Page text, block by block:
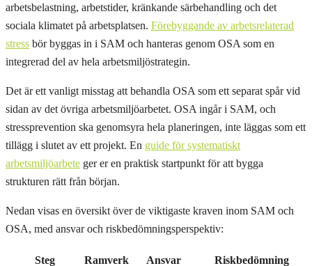
arbetsbelastning, arbetstider, kränkande särbehandling och det
sociala klimatet på arbetsplatsen. Förebyggande av arbetsrelaterad
stress bör byggas in i SAM och hanteras genom OSA som en
integrerad del av hela arbetsmiljöstrategin.
Det är ett vanligt misstag att behandla OSA som ett separat spår vid
sidan av det övriga arbetsmiljöarbetet. OSA ingår i SAM, och
stressprevention ska genomsyra hela planeringen, inte läggas som ett
tillägg i slutet av ett projekt. En guide för systematiskt
arbetsmiljöarbete ger er en praktisk startpunkt för att bygga
strukturen rätt från början.
Nedan visas en översikt över de viktigaste kraven inom SAM och
OSA, med ansvar och riskbedömningsperspektiv:
Steg Ramverk Ansvar Riskbedömning